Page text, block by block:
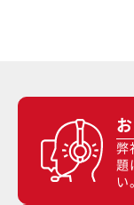
弊
題
い。